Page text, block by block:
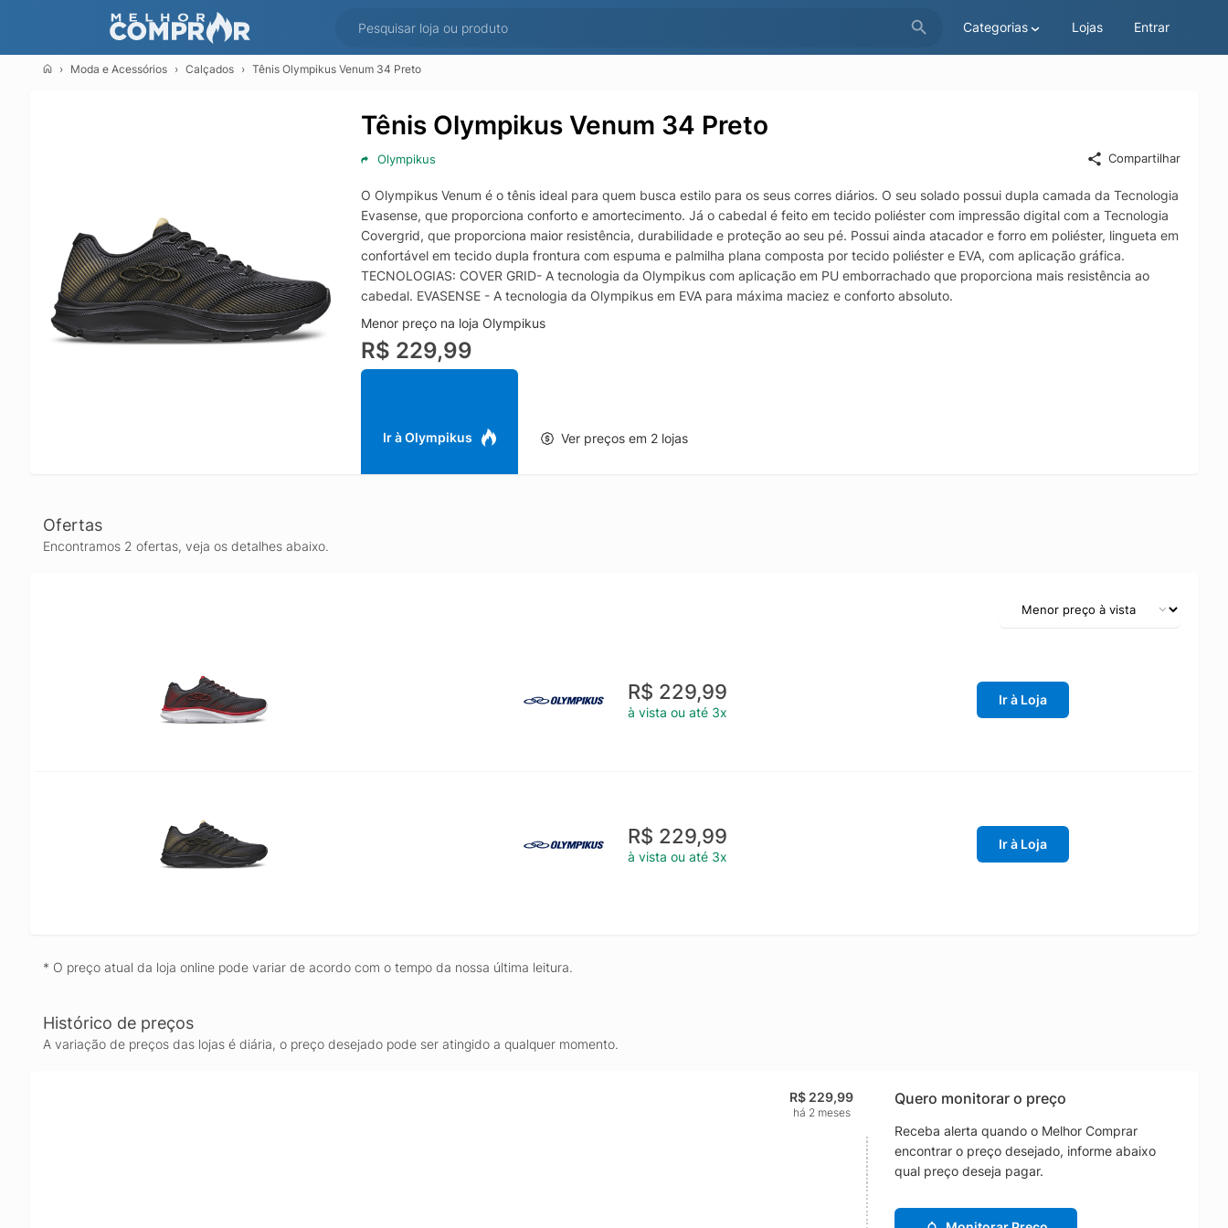
Categorias Lojas Entrar
Moda e Acessórios Calçados Tênis Olympikus Venum 34 Preto
Tênis Olympikus Venum 34 Preto
Olympikus Compartilhar
O Olympikus Venum é o tênis ideal para quem busca estilo para os seus corres diários. O seu solado possui dupla camada da Tecnologia
Evasense, que proporciona conforto e amortecimento. Já o cabedal é feito em tecido poliéster com impressão digital com a Tecnologia
Covergrid, que proporciona maior resistência, durabilidade e proteção ao seu pé. Possui ainda atacador e forro em poliéster, lingueta em
confortável em tecido dupla frontura com espuma e palmilha plana composta por tecido poliéster e EVA, com aplicação gráfica.
TECNOLOGIAS: COVER GRID- A tecnologia da Olympikus com aplicação em PU emborrachado que proporciona mais resistência ao
cabedal. EVASENSE - A tecnologia da Olympikus em EVA para máxima maciez e conforto absoluto.
Menor preço na loja Olympikus
R$ 229,99
Ir à Olympikus Ver preços em 2 lojas
Ofertas
Encontramos 2 ofertas, veja os detalhes abaixo.
R$ 229,99
à vista ou até 3x
Ir à Loja
R$ 229,99
à vista ou até 3x
Ir à Loja
* O preço atual da loja online pode variar de acordo com o tempo da nossa última leitura.
Histórico de preços
A variação de preços das lojas é diária, o preço desejado pode ser atingido a qualquer momento.
R$ 229,99
há 2 meses
Quero monitorar o preço
Receba alerta quando o Melhor Comprar
encontrar o preço desejado, informe abaixo
qual preço deseja pagar.